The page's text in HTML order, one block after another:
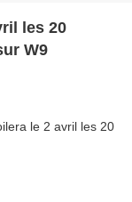
les 20
W9